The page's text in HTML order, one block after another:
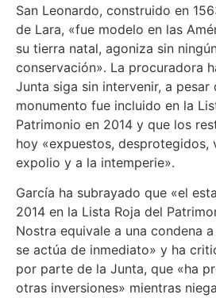
San Leonardo, construido en
de Lara, «fue modelo en las
su tierra natal, agoniza sin
conservación». La procuradora
Junta siga sin intervenir, a pesar
monumento fue incluido en la
Patrimonio en 2014 y que los
hoy «expuestos, desprotegidos,
expolio y a la intemperie».
García ha subrayado que «el
2014 en la Lista Roja del
Nostra equivale a una condena
se actúa de inmediato» y ha
por parte de la Junta, que «ha
otras inversiones» mientras